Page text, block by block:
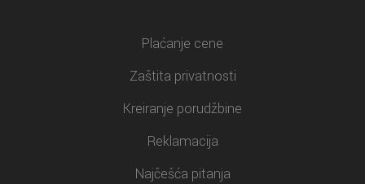
Plaćanje cene
Zaštita privatnosti
Kreiranje porudžbine
Reklamacija
Najčešća pitanja